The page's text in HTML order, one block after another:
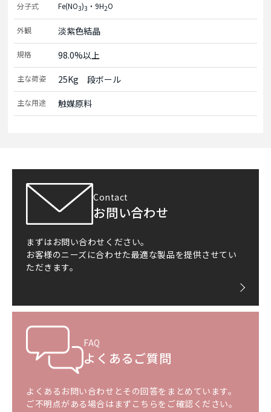
分子式 Fe(NO3)3 ・9H2O
外観 淡紫色結晶
規格 98.0%以上
主な荷姿 25Kg　段ボール
主な用途 触媒原料
Contact
お問い合わせ
まずはお問い合わせください。
お客様のニーズに合わせた最適な製品を提供させてい
ただきます。
FAQ
よくあるご質問
よくあるお問い合わせとその回答をまとめています。
ご不明点がある場合はまずこちらをご確認ください。